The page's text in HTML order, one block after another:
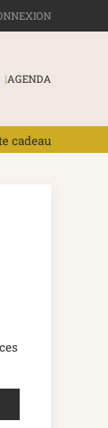
AGENDA
cadeau